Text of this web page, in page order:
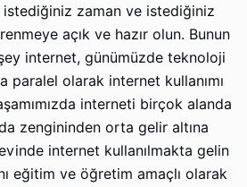
zaman ve istediğiniz
açık ve hazır olun. Bunun
internet, günümüzde teknoloji
paralel olarak internet kullanımı
interneti birçok alanda
zengininden orta gelir altına
internet kullanılmakta gelin
eğitim ve öğretim amaçlı olarak